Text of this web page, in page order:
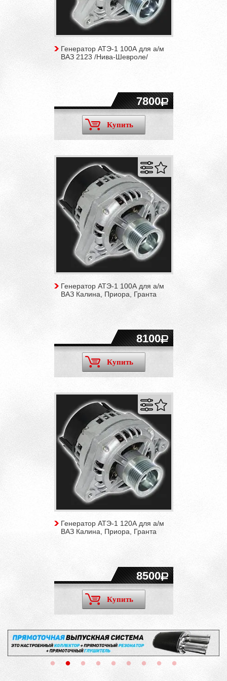
Генератор АТЭ-1 100А для а/м
ВАЗ 2123 /Нива-Шевроле/
7800
Купить
Генератор АТЭ-1 100А для а/м
ВАЗ Калина, Приора, Гранта
8100
Купить
Генератор АТЭ-1 120А для а/м
ВАЗ Калина, Приора, Гранта
8500
Купить